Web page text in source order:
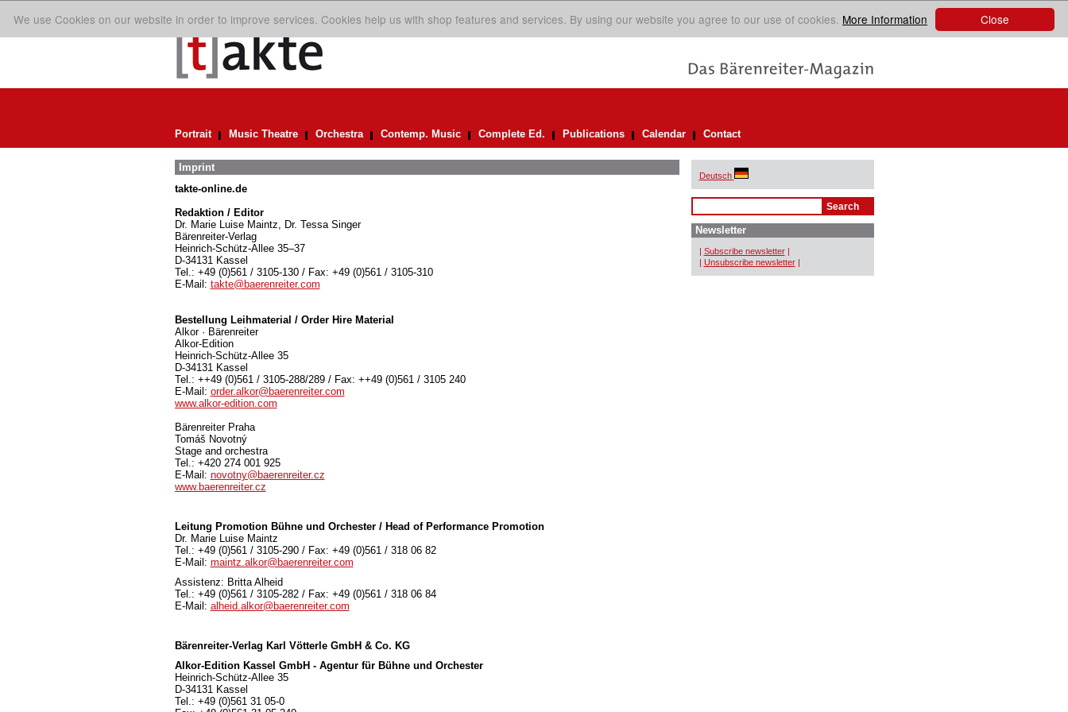
Close
We use Cookies on our website in order to improve services. Cookies help us with shop features and services. By using our website you agree to our use of cookies. More Information
Portrait Music Theatre Orchestra Contemp. Music Complete Ed. Publications Calendar Contact
Imprint
takte-online.de
Redaktion / Editor
Dr. Marie Luise Maintz, Dr. Tessa Singer
Bärenreiter-Verlag
Heinrich-Schütz-Allee 35–37
D-34131 Kassel
Tel.: +49 (0)561 / 3105-130 / Fax: +49 (0)561 / 3105-310
E-Mail: takte@baerenreiter.com
Bestellung Leihmaterial / Order Hire Material
Alkor · Bärenreiter
Alkor-Edition
Heinrich-Schütz-Allee 35
D-34131 Kassel
Tel.: ++49 (0)561 / 3105-288/289 / Fax: ++49 (0)561 / 3105 240
E-Mail: order.alkor@baerenreiter.com
www.alkor-edition.com
Bärenreiter Praha
Tomáš Novotný
Stage and orchestra
Tel.: +420 274 001 925
E-Mail: novotny@baerenreiter.cz
www.baerenreiter.cz
Leitung Promotion Bühne und Orchester / Head of Performance Promotion
Dr. Marie Luise Maintz
Tel.: +49 (0)561 / 3105-290 / Fax: +49 (0)561 / 318 06 82
E-Mail: maintz.alkor@baerenreiter.com
Assistenz: Britta Alheid
Tel.: +49 (0)561 / 3105-282 / Fax: +49 (0)561 / 318 06 84
E-Mail: alheid.alkor@baerenreiter.com
Bärenreiter-Verlag Karl Vötterle GmbH & Co. KG
Alkor-Edition Kassel GmbH - Agentur für Bühne und Orchester
Heinrich-Schütz-Allee 35
D-34131 Kassel
Tel.: +49 (0)561 31 05-0
Deutsch
Newsletter
| Subscribe newsletter |
| Unsubscribe newsletter |